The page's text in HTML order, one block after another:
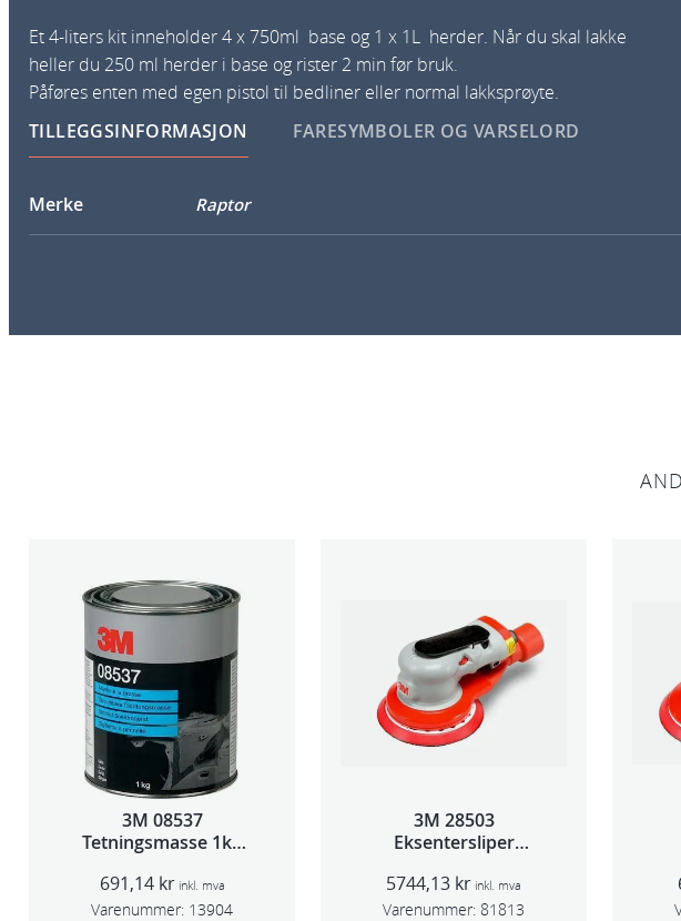
Et 4-liters kit inneholder 4 x 750ml base og 1 x 1L herder. Når du skal lakke
heller du 250 ml herder i base og rister 2 min før bruk.
Påføres enten med egen pistol til bedliner eller normal lakksprøyte.
TILLEGGSINFORMASJON FARESYMBOLER OG VARSELORD
Merke Raptor
3M 08537
Tetningsmasse 1kg
691,14 kr inkl. mva
Varenummer: 13904
3M 28503
Eksentersliper
slag 75mm
5744,13 kr inkl. mva
Varenummer: 81813